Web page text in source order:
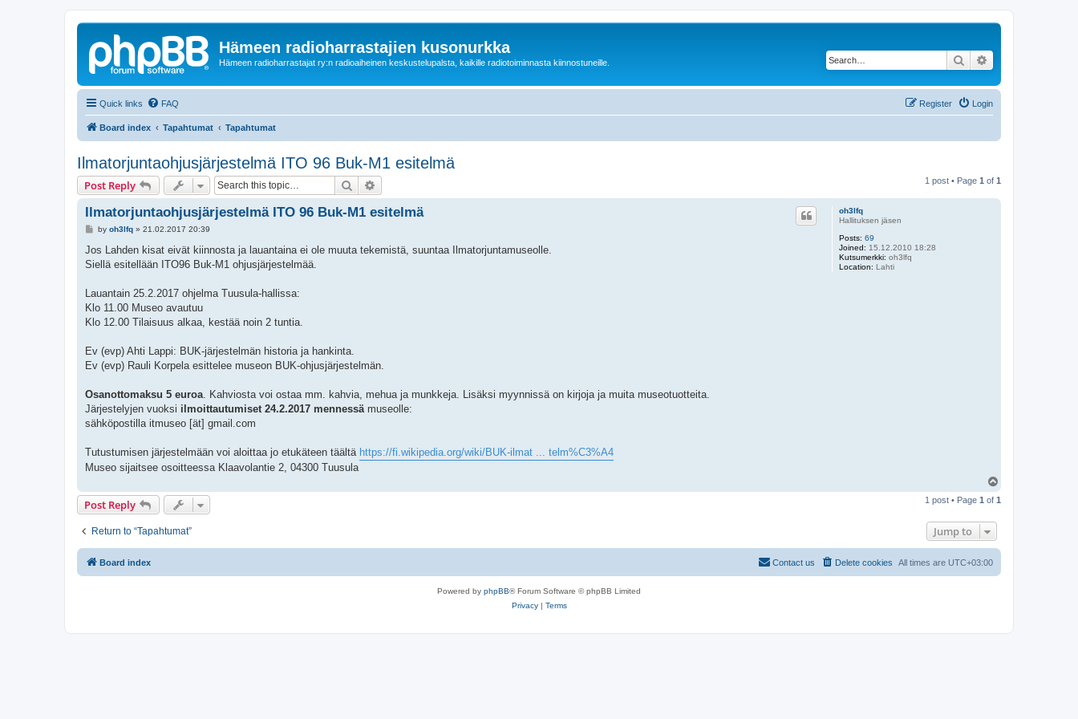
Hämeen radioharrastajien kusonurkka
Hämeen radioharrastajat ry:n radioaiheinen keskustelupalsta, kaikille radiotoiminnasta kiinnostuneille. Search
Quick links FAQ Login
Register
Board index Tapahtumat Tapahtumat
Ilmatorjuntaohjusjärjestelmä ITO 96 Buk-M1 esitelmä
Post Reply Search 1 post • Page 1 of 1
oh3lfq
Hallituksen jäsen
Posts: 69
Joined: 15.12.2010 18:28
Kutsumerkki: oh3lfq
Location: Lahti
Ilmatorjuntaohjusjärjestelmä ITO 96 Buk-M1 esitelmä
P
s
by oh3lfq» 21.02.2017 20:39
Jos Lahden kisat eivät kiinnosta ja lauantaina ei ole muuta tekemistä, suuntaa Ilmatorjuntamuseolle.
Siellä esitellään ITO96 Buk-M1 ohjusjärjestelmää.
Lauantain 25.2.2017 ohjelma Tuusula-hallissa:
Klo 11.00 Museo avautuu
Klo 12.00 Tilaisuus alkaa, kestää noin 2 tuntia.
Ev (evp) Ahti Lappi: BUK-järjestelmän historia ja hankinta.
Ev (evp) Rauli Korpela esittelee museon BUK-ohjusjärjestelmän.
Osanottomaksu 5 euroa . Kahviosta voi ostaa mm. kahvia, mehua ja munkkeja. Lisäksi myynnissä on kirjoja ja muita museotuotteita.
Järjestelyjen vuoksi ilmoittautumiset 24.2.2017 mennessä museolle:
sähköpostilla itmuseo [ät] gmail.com
Tutustumisen järjestelmään voi aloittaa jo etukäteen täältä https://fi.wikipedia.org/wiki/BUK-ilmat ... telm%C3%A4
Museo sijaitsee osoitteessa Klaavolantie 2, 04300 Tuusula
p
Post Reply 1 post • Page 1 of 1
Return to “Tapahtumat” Jump to
Board index All times are UTC+03:00
Delete cookies
Contact us
Powered by phpBB® Forum Software © phpBB Limited
Privacy| Terms